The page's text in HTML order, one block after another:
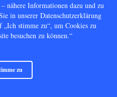
nähere Informationen dazu und zu
in unserer Datenschutzerklärung
stimme zu“, um Cookies zu
besuchen zu können.“
zu